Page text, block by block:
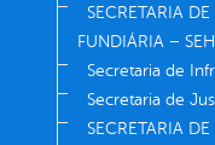
SECRETARIA
FUNDIÁRIA –
Secretaria de
Secretaria de
SECRETARIA